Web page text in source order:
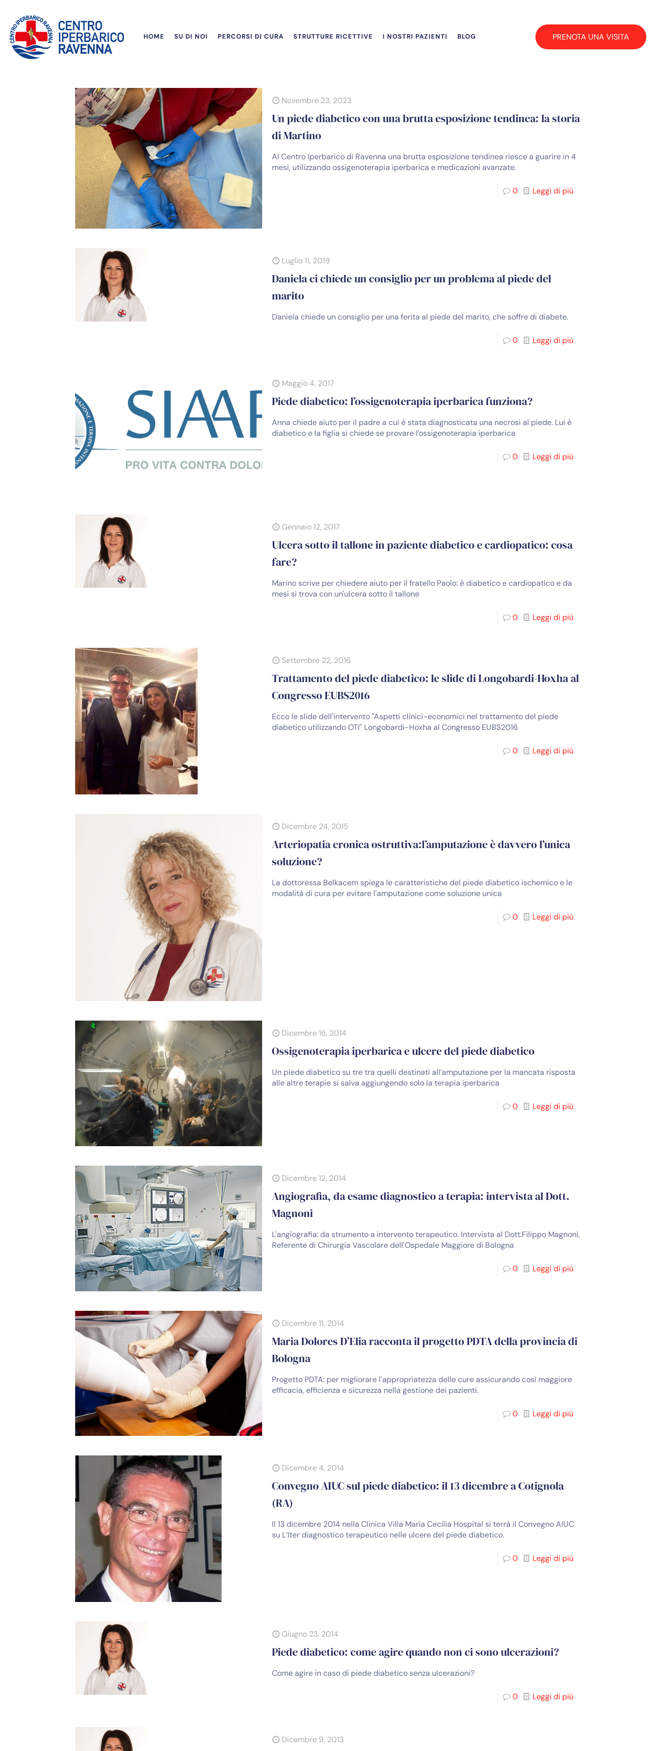
HOME SU DI NOI PERCORSI DI CURA STRUTTURE RICETTIVE I NOSTRI PAZIENTI BLOG PRENOTA UNA VISITA
Novembre 23, 2023
Un piede diabetico con una brutta esposizione tendinea: la storia
di Martino
Al Centro Iperbarico di Ravenna una brutta esposizione tendinea riesce a guarire in 4
mesi, utilizzando ossigenoterapia iperbarica e medicazioni avanzate.
0 Leggi di più
Luglio 11, 2019
Daniela ci chiede un consiglio per un problema al piede del
marito
Daniela chiede un consiglio per una ferita al piede del marito, che soffre di diabete.
0 Leggi di più
Maggio 4, 2017
Piede diabetico: l’ossigenoterapia iperbarica funziona?
Anna chiede aiuto per il padre a cui è stata diagnosticata una necrosi al piede. Lui è
diabetico e la figlia si chiede se provare l'ossigenoterapia iperbarica
0 Leggi di più
Gennaio 12, 2017
Ulcera sotto il tallone in paziente diabetico e cardiopatico: cosa
fare?
Marino scrive per chiedere aiuto per il fratello Paolo: è diabetico e cardiopatico e da
mesi si trova con un'ulcera sotto il tallone
0 Leggi di più
Settembre 22, 2016
Trattamento del piede diabetico: le slide di Longobardi-Hoxha al
Congresso EUBS2016
Ecco le slide dell'intervento "Aspetti clinici-economici nel trattamento del piede
diabetico utilizzando OTI" Longobardi-Hoxha al Congresso EUBS2016
0 Leggi di più
Dicembre 24, 2015
Arteriopatia cronica ostruttiva:l’amputazione è davvero l’unica
soluzione?
La dottoressa Belkacem spiega le caratteristiche del piede diabetico ischemico e le
modalità di cura per evitare l'amputazione come soluzione unica
0 Leggi di più
Dicembre 16, 2014
Ossigenoterapia iperbarica e ulcere del piede diabetico
Un piede diabetico su tre tra quelli destinati all’amputazione per la mancata risposta
alle altre terapie si salva aggiungendo solo la terapia iperbarica
0 Leggi di più
Dicembre 12, 2014
Angiografia, da esame diagnostico a terapia: intervista al Dott.
Magnoni
L'angiografia: da strumento a intervento terapeutico. Intervista al Dott.Filippo Magnoni,
Referente di Chirurgia Vascolare dell'Ospedale Maggiore di Bologna
0 Leggi di più
Dicembre 11, 2014
Maria Dolores D’Elia racconta il progetto PDTA della provincia di
Bologna
Progetto PDTA: per migliorare l'appropriatezza delle cure assicurando così maggiore
efficacia, efficienza e sicurezza nella gestione dei pazienti.
0 Leggi di più
Dicembre 4, 2014
Convegno AIUC sul piede diabetico: il 13 dicembre a Cotignola
(RA)
Il 13 dicembre 2014 nella Clinica Villa Maria Cecilia Hospital si terrà il Convegno AIUC
su L’Iter diagnostico terapeutico nelle ulcere del piede diabetico.
0 Leggi di più
Giugno 23, 2014
Piede diabetico: come agire quando non ci sono ulcerazioni?
Come agire in caso di piede diabetico senza ulcerazioni?
0 Leggi di più
Dicembre 9, 2013